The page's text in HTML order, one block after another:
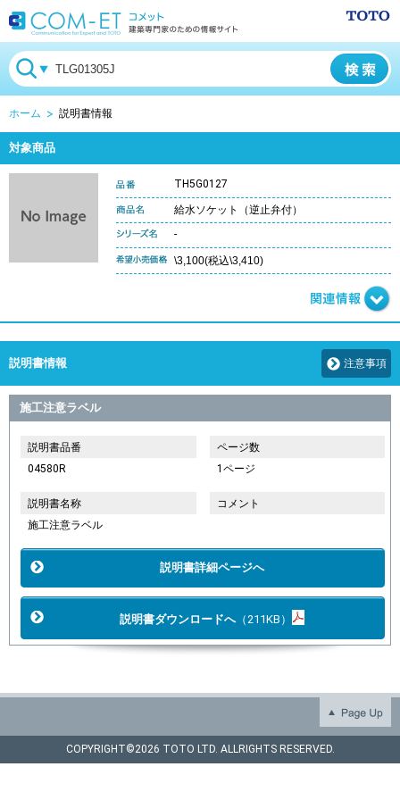
ホーム 説明書情報
対象商品
TH5G0127
給水ソケット（逆止弁付）
-
\3,100(税込\3,410)
説明書情報 注意事項
施工注意ラベル
説明書品番
04580R
ページ数
1ページ
説明書名称
施工注意ラベル
コメント
説明書詳細ページへ
説明書ダウンロードへ（211KB）
COPYRIGHT©2026 TOTO LTD. ALLRIGHTS RESERVED.